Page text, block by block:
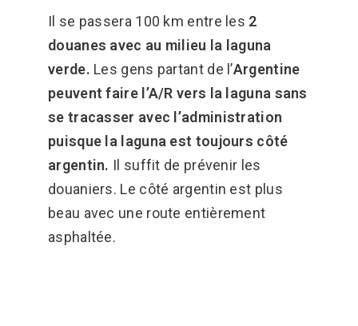
Il se passera 100 km entre les 2
douanes avec au milieu la laguna
verde. Les gens partant de l’Argentine
peuvent faire l’A/R vers la laguna sans
se tracasser avec l’administration
puisque la laguna est toujours côté
argentin. Il suffit de prévenir les
douaniers. Le côté argentin est plus
beau avec une route entièrement
asphaltée.